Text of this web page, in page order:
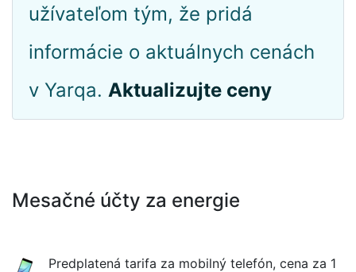
užívateľom tým, že pridá
informácie o aktuálnych cenách
v Yarqa. Aktualizujte ceny
Mesačné účty za energie
Predplatená tarifa za mobilný telefón, cena za 1